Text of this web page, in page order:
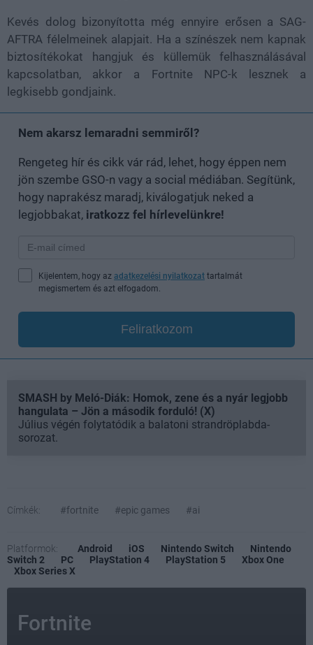
Kevés dolog bizonyította még ennyire erősen a SAG-
AFTRA félelmeinek alapjait. Ha a színészek nem kapnak
biztosítékokat hangjuk és küllemük felhasználásával
kapcsolatban, akkor a Fortnite NPC-k lesznek a
legkisebb gondjaink.
Nem akarsz lemaradni semmiről?
Rengeteg hír és cikk vár rád, lehet, hogy éppen nem
jön szembe GSO-n vagy a social médiában. Segítünk,
hogy naprakész maradj, kiválogatjuk neked a
legjobbakat, iratkozz fel hírlevelünkre!
Kijelentem, hogy az adatkezelési nyilatkozat tartalmát
megismertem és azt elfogadom.
Feliratkozom
SMASH by Meló-Diák: Homok, zene és a nyár legjobb
hangulata – Jön a második forduló! (X)
Július végén folytatódik a balatoni strandröplabda-
sorozat.
Címkék: #fortnite #epic games #ai
Platformok: Android iOS Nintendo Switch
Nintendo
Switch 2
PC PlayStation 4 PlayStation 5
Xbox One
Xbox Series X
Fortnite